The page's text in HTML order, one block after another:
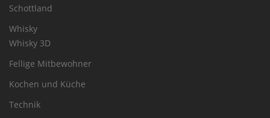
Schottland
Whisky
Whisky 3D
Fellige Mitbewohner
Kochen und Küche
Technik